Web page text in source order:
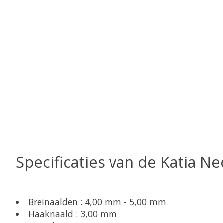
Specificaties van de Katia
Breinaalden : 4,00 mm - 5,00 mm
Haaknaald : 3,00 mm